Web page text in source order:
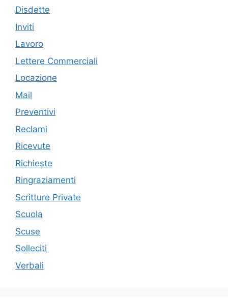
Disdette
Inviti
Lavoro
Lettere Commerciali
Locazione
Mail
Preventivi
Reclami
Ricevute
Richieste
Ringraziamenti
Scritture Private
Scuola
Scuse
Solleciti
Verbali